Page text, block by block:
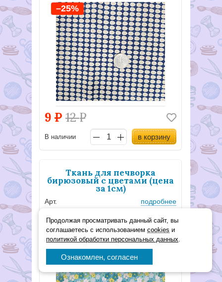
9 Р 12Р
–25%
В наличии в корзину
Ткань для печворка
бирюзовый с цветами (цена
за 1см)
Арт. подробнее
–25%
Продолжая просматривать данный сайт, вы
соглашаетесь с использованием cookies и
политикой обработки персональных данных.
Ознакомлен, согласен